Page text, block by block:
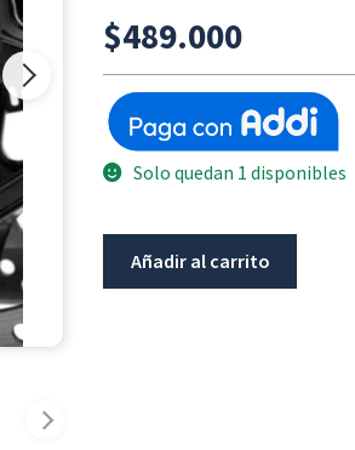
$489.000
Solo quedan 1 disponibles
Añadir al carrito